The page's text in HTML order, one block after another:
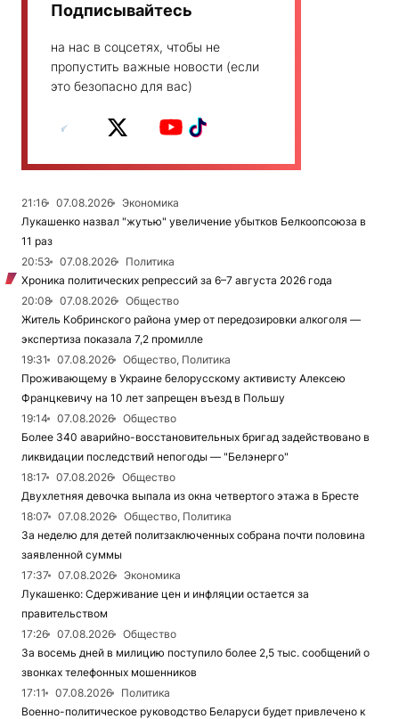
Подписывайтесь
на нас в соцсетях, чтобы не
пропустить важные новости (если
это безопасно для вас)
21:16 07.08.2026
Экономика
Лукашенко назвал "жутью" увеличение убытков Белкоопсоюза в
11 раз
20:53
07.08.2026
Политика
Хроника политических репрессий за 6–7 августа 2026 года
20:08
07.08.2026
Общество
Житель Кобринского района умер от передозировки алкоголя —
экспертиза показала 7,2 промилле
19:31
07.08.2026
Общество, Политика
Проживающему в Украине белорусскому активисту Алексею
Францкевичу на 10 лет запрещен въезд в Польшу
19:14
07.08.2026
Общество
Более 340 аварийно-восстановительных бригад задействовано в
ликвидации последствий непогоды — "Белэнерго"
18:17
07.08.2026
Общество
Двухлетняя девочка выпала из окна четвертого этажа в Бресте
18:07
07.08.2026
Общество, Политика
За неделю для детей политзаключенных собрана почти половина
заявленной суммы
17:37
07.08.2026
Экономика
Лукашенко: Сдерживание цен и инфляции остается за
правительством
17:26
07.08.2026
Общество
За восемь дней в милицию поступило более 2,5 тыс. сообщений о
звонках телефонных мошенников
17:11
07.08.2026
Политика
Военно-политическое руководство Беларуси будет привлечено к